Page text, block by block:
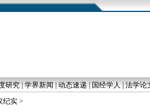
研究|学界新闻|动态速递|国经学人|法学论
纪实 >